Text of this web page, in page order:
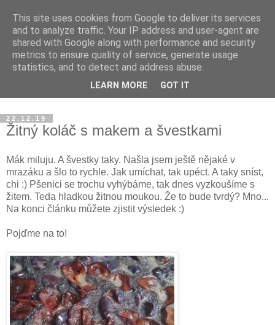
Blog Magdalény JP o
zdravém jídle a šťastném
22.12.19
Žitný koláč s makem a švestkami
Mák miluju. A švestky taky. Našla jsem ještě nějaké v
mrazáku a šlo to rychle. Jak umíchat, tak upéct. A taky sníst,
chi :) Pšenici se trochu vyhýbáme, tak dnes vyzkoušíme s
žitem. Teda hladkou žitnou moukou. Že to bude tvrdý? Mno...
Na konci článku můžete zjistit výsledek :)
Pojďme na to!
This site uses cookies from Google to deliver its services
and to analyze traffic. Your IP address and user-agent are
shared with Google along with performance and security
metrics to ensure quality of service, generate usage
statistics, and to detect and address abuse.
LEARN MORE GOT IT